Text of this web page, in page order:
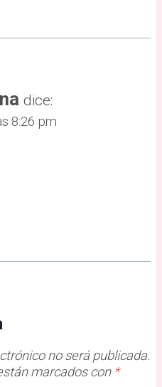
dice:
8:26 pm
no será publicada.
marcados con *